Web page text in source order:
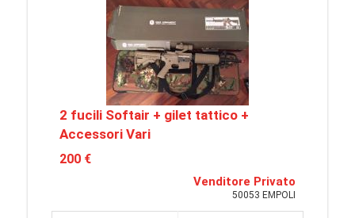
2 fucili Softair + gilet tattico +
Accessori Vari
200 €
Venditore Privato
50053 EMPOLI